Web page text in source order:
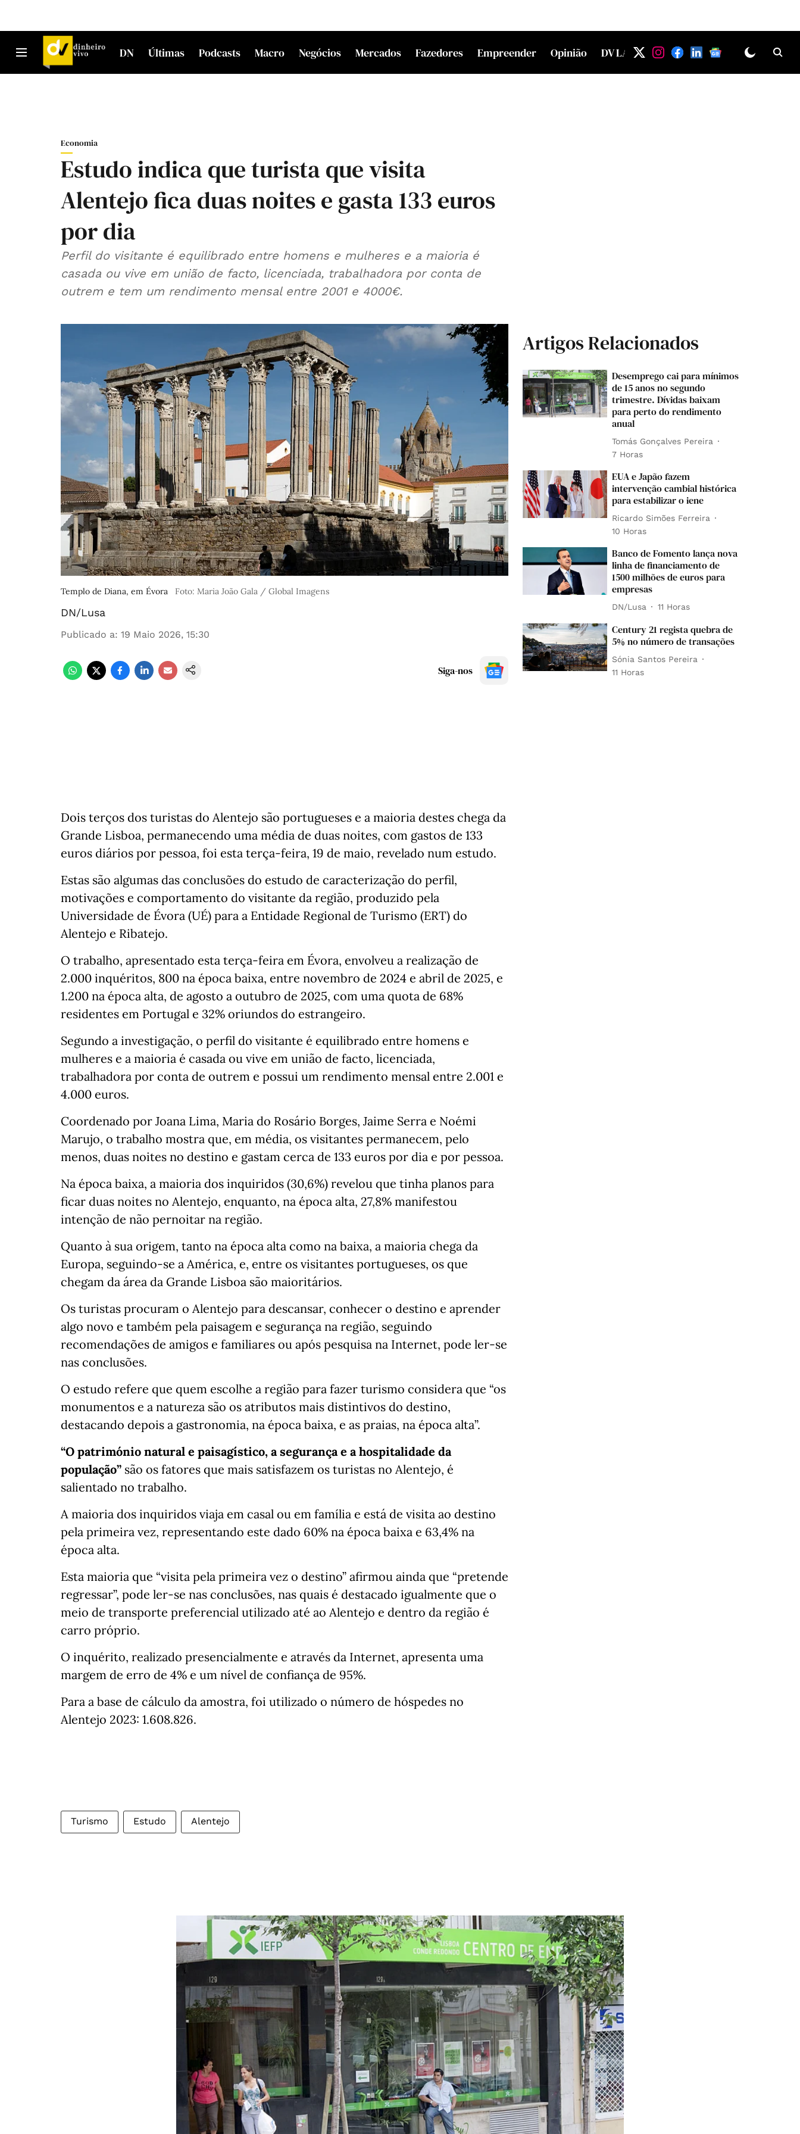
DN Últimas Podcasts Macro Negócios Mercados Fazedores Empreender Opinião DV LAB
Economia
Estudo indica que turista que visita
Alentejo fica duas noites e gasta 133 euros
por dia
Perfil do visitante é equilibrado entre homens e mulheres e a maioria é
casada ou vive em união de facto, licenciada, trabalhadora por conta de
outrem e tem um rendimento mensal entre 2001 e 4000€.
Templo de Diana, em Évora Foto: Maria João Gala / Global Imagens
DN/Lusa
Publicado a: 19 Maio 2026, 15:30
Siga-nos
Dois terços dos turistas do Alentejo são portugueses e a maioria destes chega da
Grande Lisboa, permanecendo uma média de duas noites, com gastos de 133
euros diários por pessoa, foi esta terça-feira, 19 de maio, revelado num estudo.
Estas são algumas das conclusões do estudo de caracterização do perfil,
motivações e comportamento do visitante da região, produzido pela
Universidade de Évora (UÉ) para a Entidade Regional de Turismo (ERT) do
Alentejo e Ribatejo.
O trabalho, apresentado esta terça-feira em Évora, envolveu a realização de
2.000 inquéritos, 800 na época baixa, entre novembro de 2024 e abril de 2025, e
1.200 na época alta, de agosto a outubro de 2025, com uma quota de 68%
residentes em Portugal e 32% oriundos do estrangeiro.
Segundo a investigação, o perfil do visitante é equilibrado entre homens e
mulheres e a maioria é casada ou vive em união de facto, licenciada,
trabalhadora por conta de outrem e possui um rendimento mensal entre 2.001 e
4.000 euros.
Coordenado por Joana Lima, Maria do Rosário Borges, Jaime Serra e Noémi
Marujo, o trabalho mostra que, em média, os visitantes permanecem, pelo
menos, duas noites no destino e gastam cerca de 133 euros por dia e por pessoa.
Na época baixa, a maioria dos inquiridos (30,6%) revelou que tinha planos para
ficar duas noites no Alentejo, enquanto, na época alta, 27,8% manifestou
intenção de não pernoitar na região.
Quanto à sua origem, tanto na época alta como na baixa, a maioria chega da
Europa, seguindo-se a América, e, entre os visitantes portugueses, os que
chegam da área da Grande Lisboa são maioritários.
Os turistas procuram o Alentejo para descansar, conhecer o destino e aprender
algo novo e também pela paisagem e segurança na região, seguindo
recomendações de amigos e familiares ou após pesquisa na Internet, pode ler-se
nas conclusões.
O estudo refere que quem escolhe a região para fazer turismo considera que “os
monumentos e a natureza são os atributos mais distintivos do destino,
destacando depois a gastronomia, na época baixa, e as praias, na época alta”.
“O património natural e paisagístico, a segurança e a hospitalidade da
população” são os fatores que mais satisfazem os turistas no Alentejo, é
salientado no trabalho.
A maioria dos inquiridos viaja em casal ou em família e está de visita ao destino
pela primeira vez, representando este dado 60% na época baixa e 63,4% na
época alta.
Esta maioria que “visita pela primeira vez o destino” afirmou ainda que “pretende
regressar”, pode ler-se nas conclusões, nas quais é destacado igualmente que o
meio de transporte preferencial utilizado até ao Alentejo e dentro da região é
carro próprio.
O inquérito, realizado presencialmente e através da Internet, apresenta uma
margem de erro de 4% e um nível de confiança de 95%.
Para a base de cálculo da amostra, foi utilizado o número de hóspedes no
Alentejo 2023: 1.608.826.
Turismo Estudo Alentejo
Artigos Relacionados
Desemprego cai para mínimos
de 15 anos no segundo
trimestre. Dívidas baixam
para perto do rendimento
anual
Tomás Gonçalves Pereira
7 Horas
EUA e Japão fazem
intervenção cambial histórica
para estabilizar o iene
Ricardo Simões Ferreira
10 Horas
Banco de Fomento lança nova
linha de financiamento de
1500 milhões de euros para
empresas
DN/Lusa 11 Horas
Century 21 regista quebra de
5% no número de transações
Sónia Santos Pereira
11 Horas